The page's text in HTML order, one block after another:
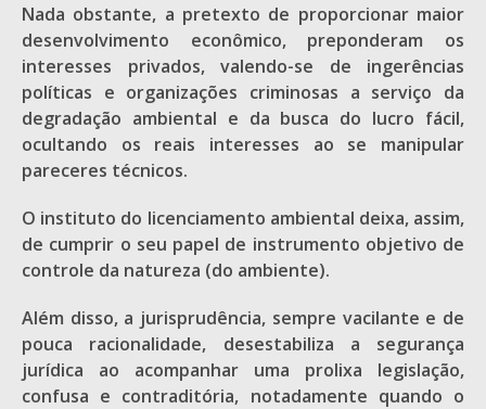
Nada obstante, a pretexto de proporcionar maior
desenvolvimento econômico, preponderam os
interesses privados, valendo-se de ingerências
políticas e organizações criminosas a serviço da
degradação ambiental e da busca do lucro fácil,
ocultando os reais interesses ao se manipular
pareceres técnicos.
O instituto do licenciamento ambiental deixa, assim,
de cumprir o seu papel de instrumento objetivo de
controle da natureza (do ambiente).
Além disso, a jurisprudência, sempre vacilante e de
pouca racionalidade, desestabiliza a segurança
jurídica ao acompanhar uma prolixa legislação,
confusa e contraditória, notadamente quando o